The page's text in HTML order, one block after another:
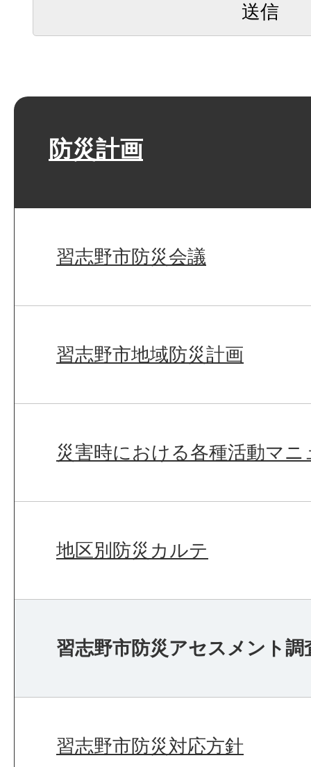
防災計画
習志野市防災会議
習志野市地域防災計画
災害時における各種活動マニ
地区別防災カルテ
習志野市防災アセスメント調
習志野市防災対応方針